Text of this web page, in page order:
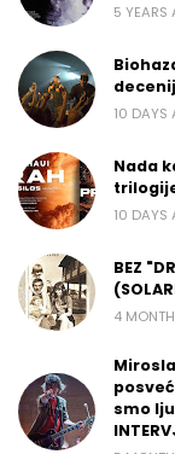
5 YEARS
10 DAYS
Nada
10 DAYS
BEZ
4
smo